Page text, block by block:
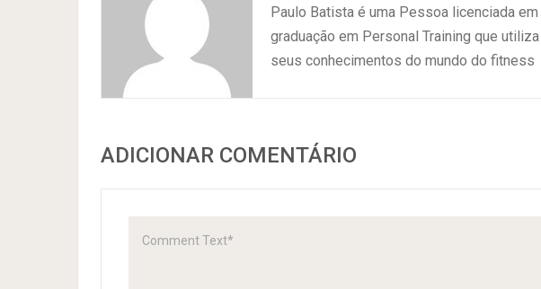
Paulo Batista é uma Pessoa licenciada
graduação em Personal Training que
seus conhecimentos do mundo do fitness
ADICIONAR COMENTÁRIO